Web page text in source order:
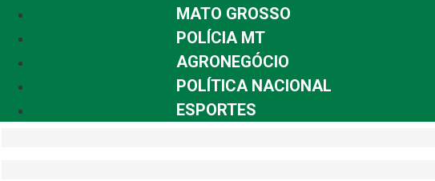
MATO GROSSO
POLÍCIA MT
AGRONEGÓCIO
POLÍTICA NACIONAL
ESPORTES